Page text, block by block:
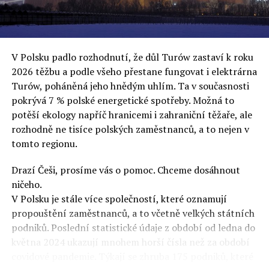
uvěří a nebudou se ptát na podrobnosti,“ řekl Rafał
Ziemkiewicz, redaktor týdeníku Do Rzeczy a ironicky
dodal: „Když se nynějšímu vedení státního hřebčince
podařilo prodat na aukci 10 plemenných koní za 600
000 euro, bylo to provládními médii oslavované jako
velký úspěch. Za vlády PiS se 14 koní prodalo za 2,5
milionu euro, což bylo stejnou mediální partou
komentováno jako konec polského chovu koní. Ve vidění
kontrolorů činnosti PiS ale určitě šlo při prodeji koní o
praní peněz či jinou nelegální činnost.“
Tuskova čísla jsou ale ujetá i jinde, pokračoval
Ziemkiewicz. „Ve vládní aféře PiS kolem vydávání víz
Tusk tvrdil, že za vlády dnešní opozice se nelegálně
prodalo 600 000 víz do Polska. Byla na to dokonce
vytvořena parlamentní vyšetřovací komise, která přišla
ale pouze na to, že 220 víz do Polska bylo
prostřednictvím úplatků uspíšeno, tedy že víza byla
V Polsku padlo rozhodnutí, že důl Turów zastaví k roku
2026 těžbu a podle všeho přestane fungovat i elektrárna
Turów, poháněná jeho hnědým uhlím. Ta v současnosti
pokrývá 7 % polské energetické spotřeby. Možná to
potěší ekology napříč hranicemi i zahraniční těžaře, ale
rozhodně ne tisíce polských zaměstnanců, a to nejen v
tomto regionu.
Drazí Češi, prosíme vás o pomoc. Chceme dosáhnout
ničeho.
V Polsku je stále více společností, které oznamují
propouštění zaměstnanců, a to včetně velkých státních
podniků. Poslední statistické údaje z období od ledna do
května 2024 ukazují mnohem horší čísla než za období